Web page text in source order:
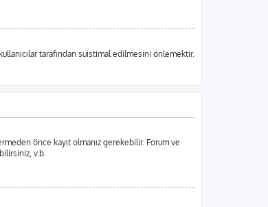
tarafından suistimal edilmesini önlemektir.
önce kayıt olmanız gerekebilir. Forum ve
v.b.